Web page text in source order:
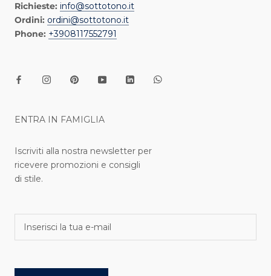
Richieste: info@sottotono.it
Ordini: ordini@sottotono.it
Phone: +3908117552791
ENTRA IN FAMIGLIA
Iscriviti alla nostra newsletter per
ricevere promozioni e consigli
di stile.